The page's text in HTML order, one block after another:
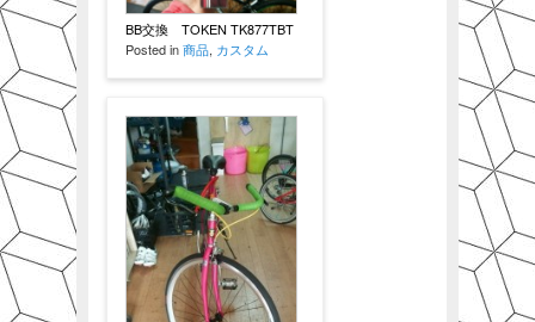
BB交換 TOKEN TK877TBT
Posted in商品, カスタム